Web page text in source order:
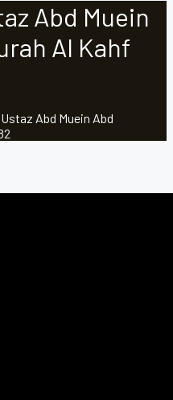
Abd Muein
Al Kahf
Abd Muein Abd